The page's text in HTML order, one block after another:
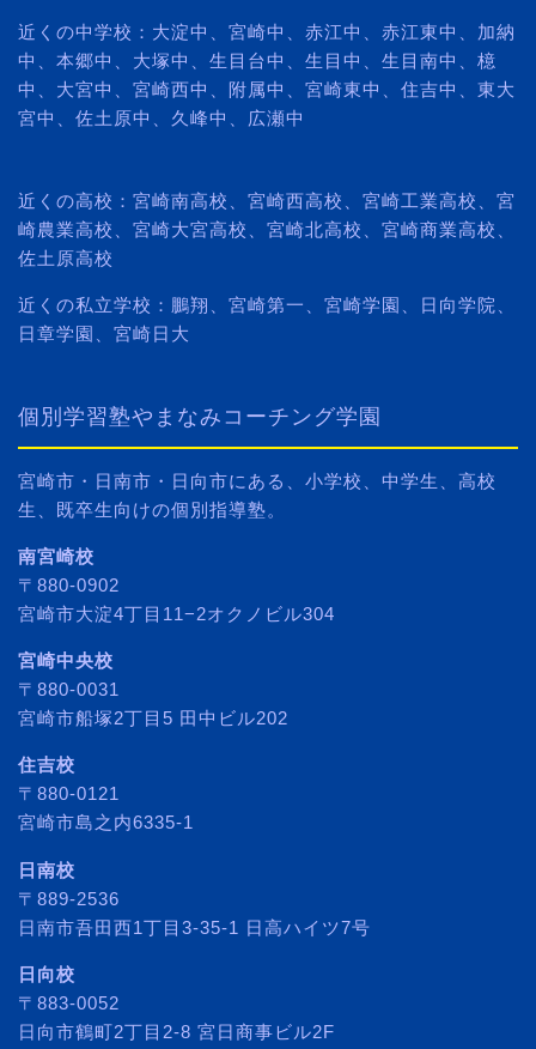
近くの中学校：大淀中、宮崎中、赤江中、赤江東中、加納
中、本郷中、大塚中、生目台中、生目中、生目南中、檍
中、大宮中、宮崎西中、附属中、宮崎東中、住吉中、東大
宮中、佐土原中、久峰中、広瀬中
近くの高校：宮崎南高校、宮崎西高校、宮崎工業高校、宮
崎農業高校、宮崎大宮高校、宮崎北高校、宮崎商業高校、
佐土原高校
近くの私立学校：鵬翔、宮崎第一、宮崎学園、日向学院、
日章学園、宮崎日大
個別学習塾やまなみコーチング学園
宮崎市・日南市・日向市にある、小学校、中学生、高校
生、既卒生向けの個別指導塾。
南宮崎校
〒880-0902
宮崎市大淀4丁目11−2オクノビル304
宮崎中央校
〒880-0031
宮崎市船塚2丁目5 田中ビル202
住吉校
〒880-0121
宮崎市島之内6335-1
日南校
〒889-2536
日南市吾田西1丁目3-35-1 日高ハイツ7号
日向校
〒883-0052
日向市鶴町2丁目2-8 宮日商事ビル2F